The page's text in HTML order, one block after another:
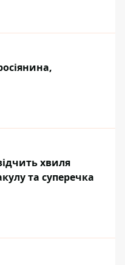
хвиля
та суперечка